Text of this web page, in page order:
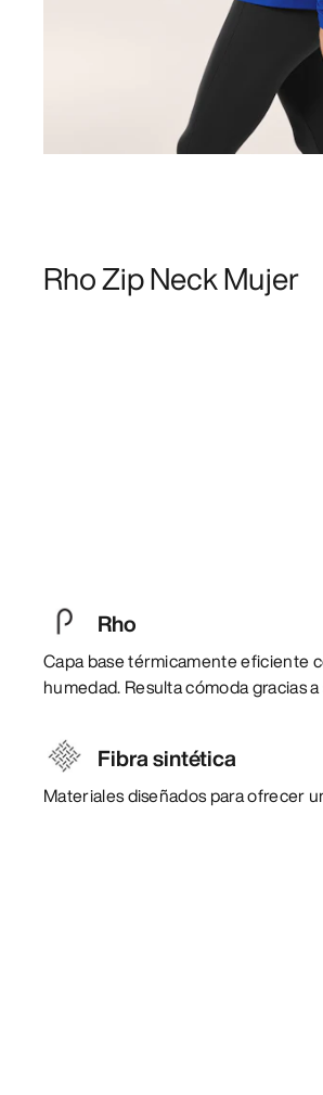
Rho Zip Neck Mujer
Rho
Capa base térmicamente eficiente
humedad. Resulta cómoda gracias
Fibra sintética
Materiales diseñados para ofrecer